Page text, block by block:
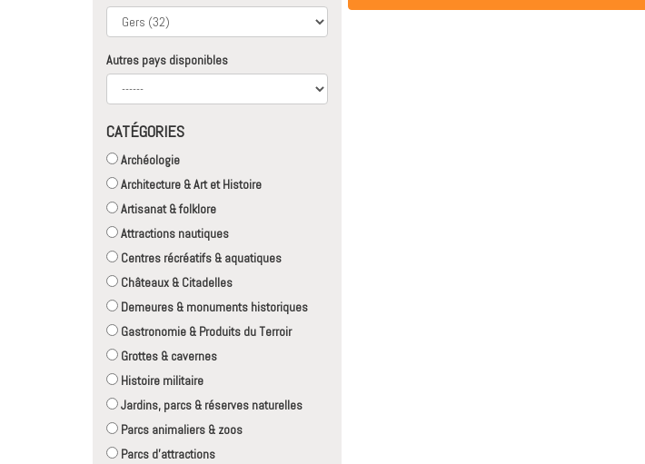
Autres pays disponibles
CATÉGORIES
Archéologie
Architecture & Art et Histoire
Artisanat & folklore
Attractions nautiques
Centres récréatifs & aquatiques
Châteaux & Citadelles
Demeures & monuments historiques
Gastronomie & Produits du Terroir
Grottes & cavernes
Histoire militaire
Jardins, parcs & réserves naturelles
Parcs animaliers & zoos
Parcs d'attractions